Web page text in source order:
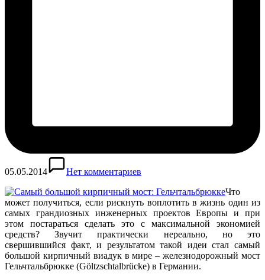
05.05.2014
Нет комментариев
Что
может получиться, если рискнуть воплотить в жизнь один из
самых грандиозных инженерных проектов Европы и при
этом постараться сделать это с максимальной экономией
средств? Звучит практически нереально, но это
свершившийся факт, и результатом такой идеи стал самый
большой кирпичный виадук в мире – железнодорожный мост
Гельчтальбрюкке (Göltzschtalbrücke) в Германии.